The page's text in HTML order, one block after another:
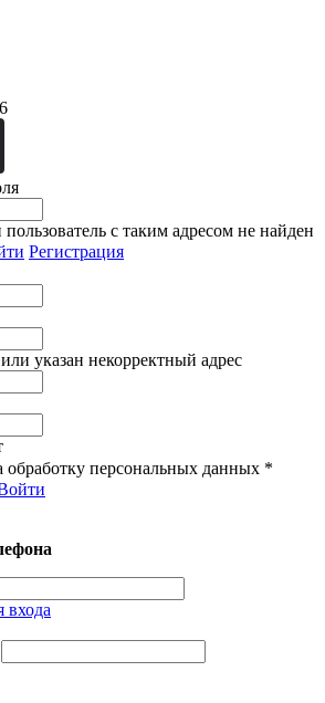
с таким адресом не найден
Регистрация
указан некорректный адрес
обработку персональных данных *
входа